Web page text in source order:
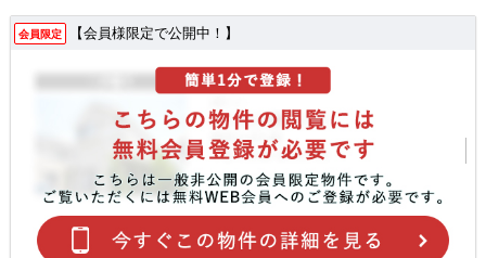
会員限定 【会員様限定で公開中！】